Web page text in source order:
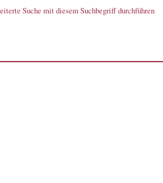
Suche mit diesem Suchbegriff durchführen